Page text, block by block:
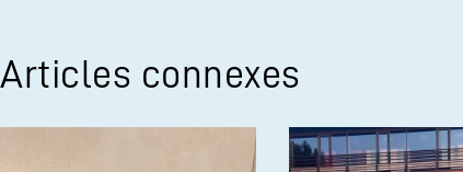
Articles connexes